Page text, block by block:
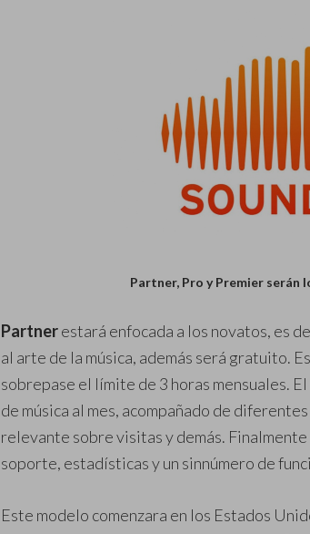
Partner, Pro y Premier serán
Partnerestará enfocada a los novatos, es
al arte de la música, además será gratuito.
sobrepase el límite de 3 horas mensuales.
de música al mes, acompañado de
relevante sobre visitas y demás.
soporte, estadísticas y un sinnúmero de
Este modelo comenzara en los Estados